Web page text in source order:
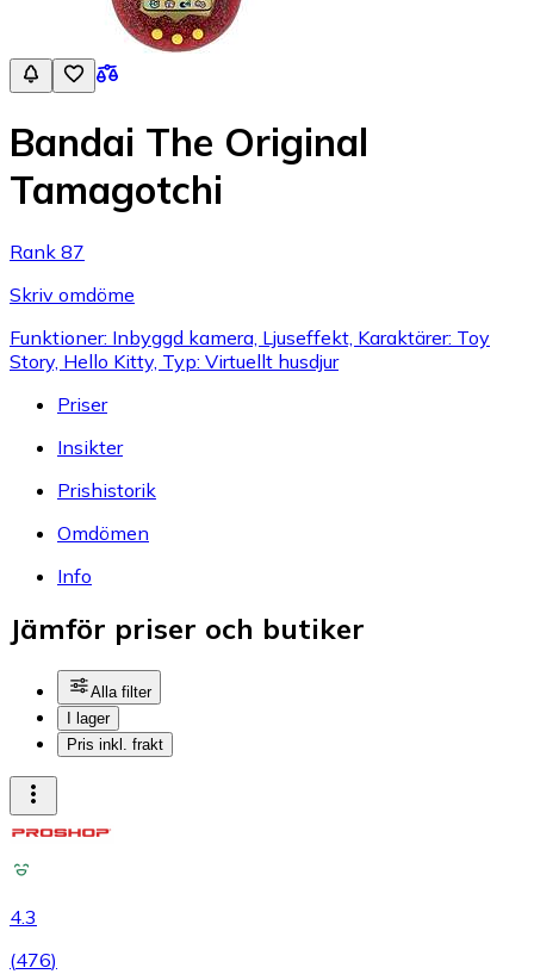
Bandai The Original
Tamagotchi
Rank 87
Skriv omdöme
Funktioner: Inbyggd kamera, Ljuseffekt, Karaktärer: Toy
Story, Hello Kitty, Typ: Virtuellt husdjur
Priser
Insikter
Prishistorik
Omdömen
Info
Jämför priser och butiker
Alla filter
I lager
Pris inkl. frakt
4.3
(476)